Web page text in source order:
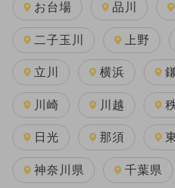
お台場 品川
二子玉川 上野
立川 横浜
川崎 川越
日光 那須
神奈川県 千葉県